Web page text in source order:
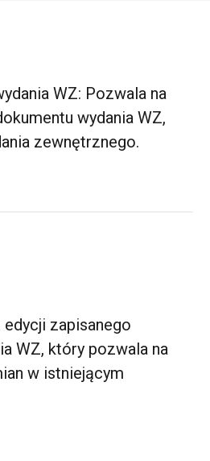
WZ: Pozwala na
wydania WZ,
zewnętrznego.
zapisanego
WZ, który pozwala na
w istniejącym